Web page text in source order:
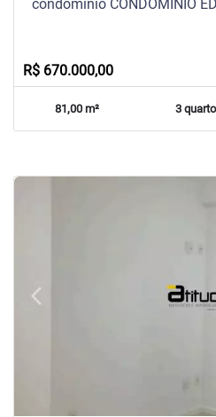
condomínio CONDOMÍNIO
R$ 670.000,00
81,00 m² 3
arrow_back_iosPrevious